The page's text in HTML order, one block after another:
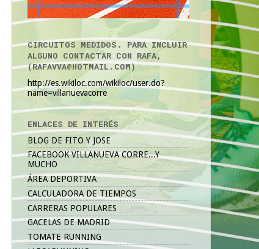
CIRCUITOS MEDIDOS. PARA INCLUIR
ALGUNO CONTACTAR CON RAFA,
(RAFAVVA@HOTMAIL.COM)
http://es.wikiloc.com/wikiloc/user.do?
name=villanuevacorre
ENLACES DE INTERÉS
BLOG DE FITO Y JOSE
FACEBOOK VILLANUEVA CORRE...Y
MUCHO
ÁREA DEPORTIVA
CALCULADORA DE TIEMPOS
CARRERAS POPULARES
GACELAS DE MADRID
TOMATE RUNNING